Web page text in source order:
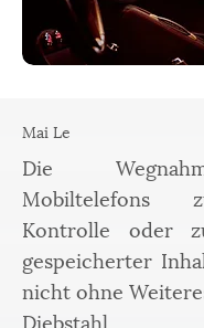
Mai Le
Die
Mobiltelefons
Kontrolle oder
gespeicherter
nicht ohne
Diebstahl